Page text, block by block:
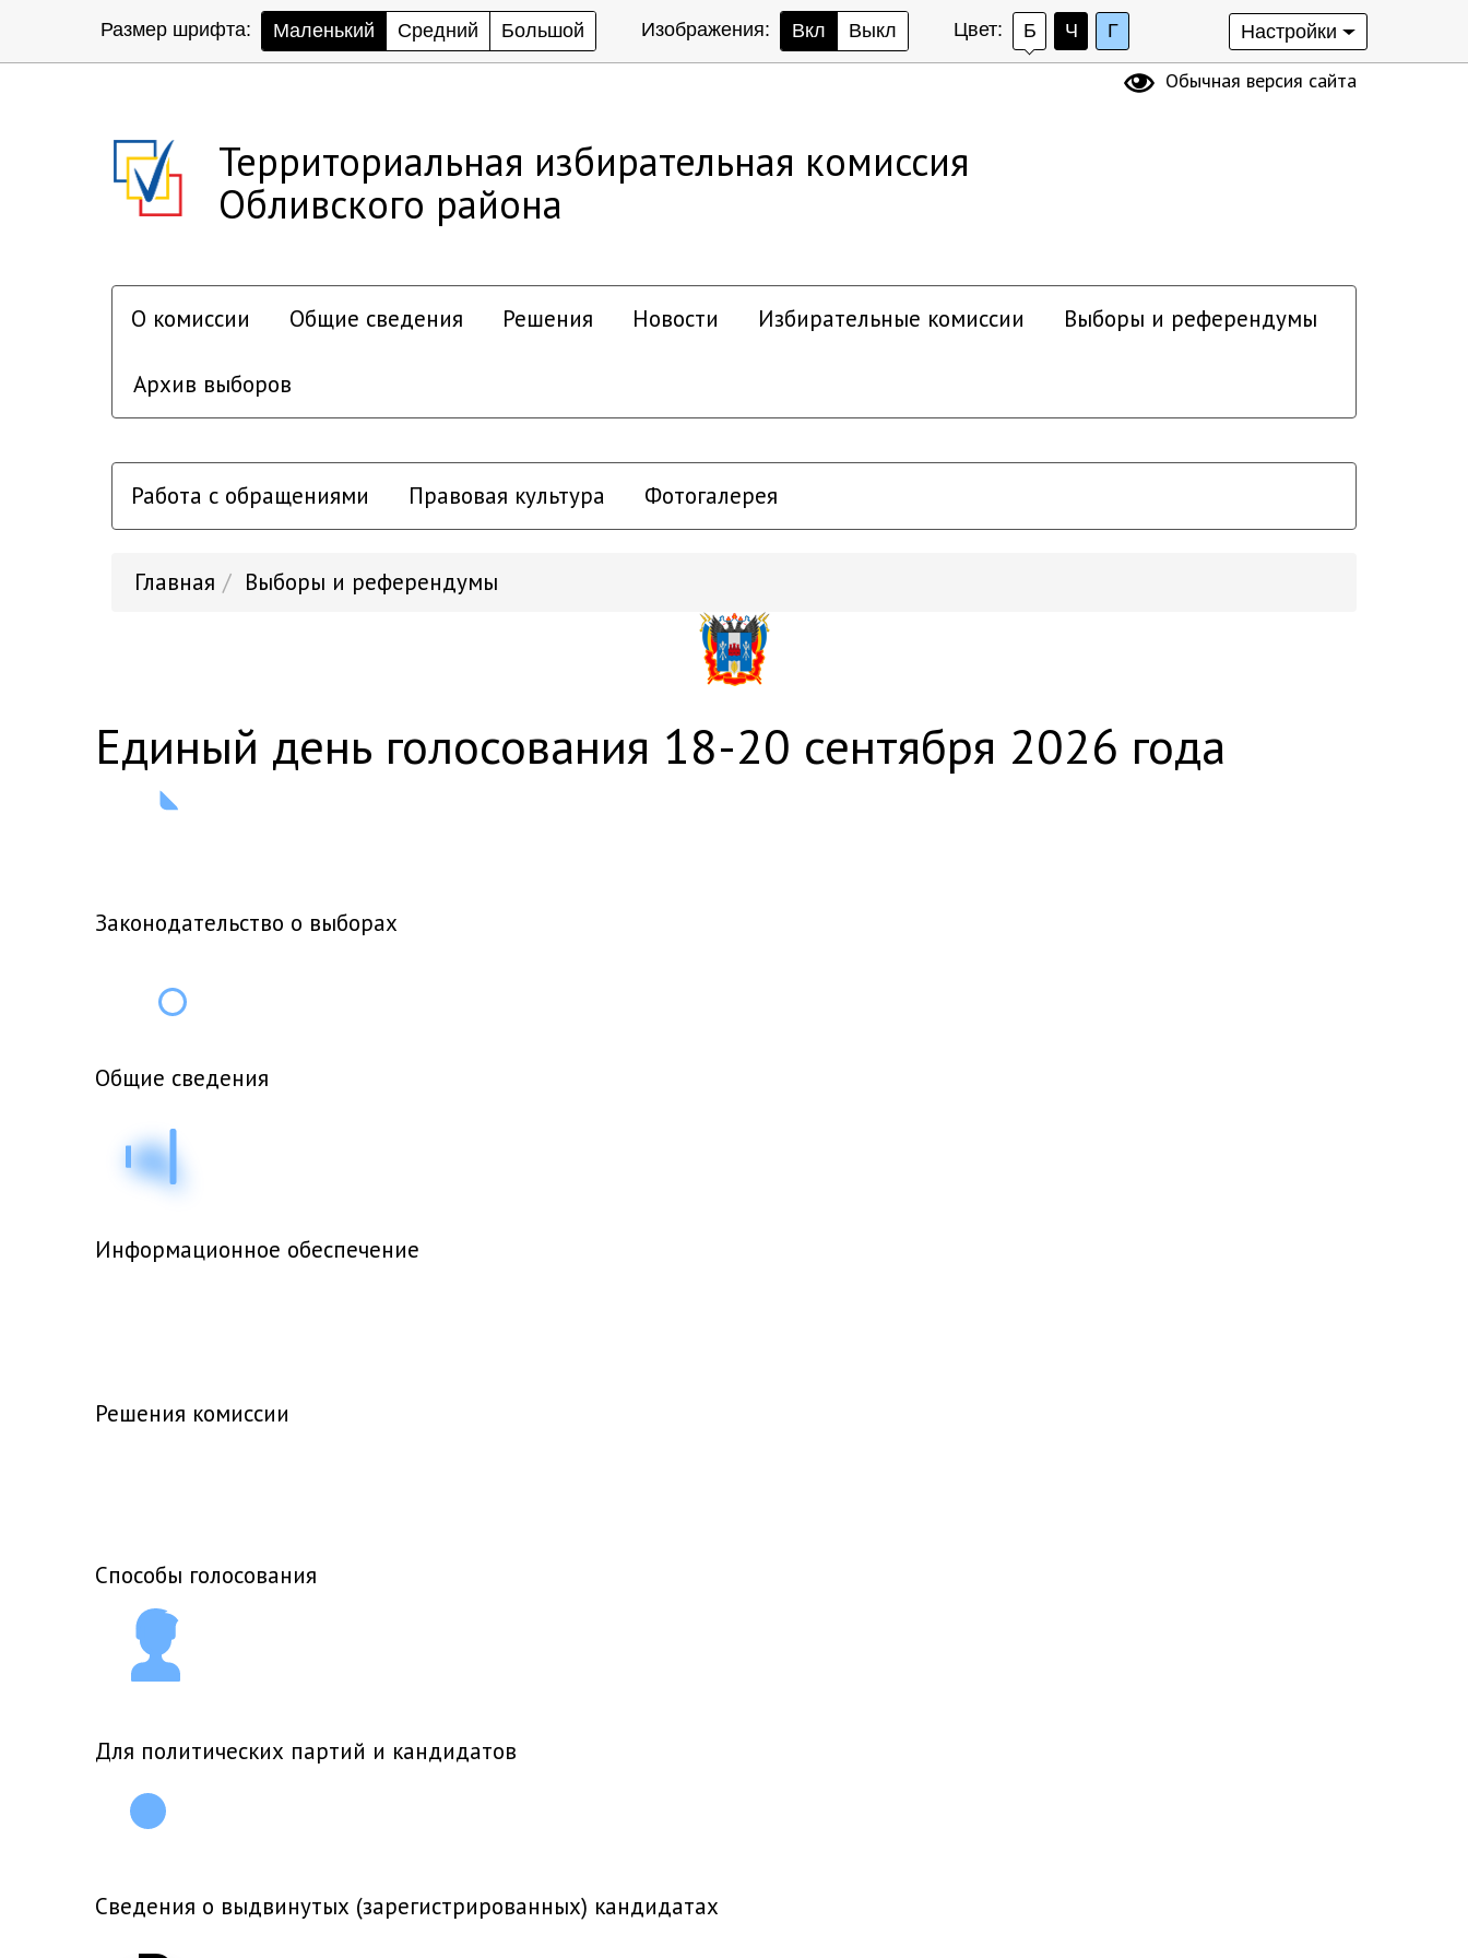
Размер шрифта: Маленький Средний Большой Изображения: Вкл Выкл Цвет: Б Ч Г Настройки
Обычная версия сайта
Территориальная избирательная комиссия
Обливского района
О комиссии Общие сведения Решения Новости Избирательные комиссии Выборы и референдумы
Архив выборов
Работа с обращениями Правовая культура Фотогалерея
Главная Выборы и референдумы
единый день голосования 18-20 сентября 2026 года
Законодательство о выборах
Общие сведения
Информационное обеспечение
Решения комиссии
Способы голосования
Для политических партий и кандидатов
Сведения о выдвинутых (зарегистрированных) кандидатах